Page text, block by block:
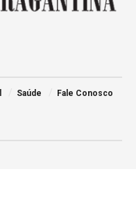
Saúde Fale Conosco